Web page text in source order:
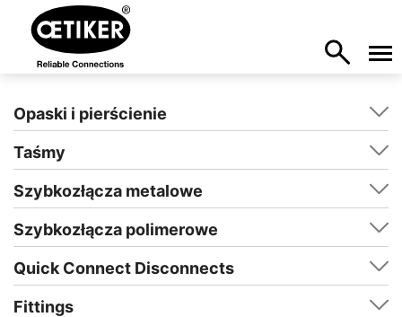
Opaski i pierścienie
Taśmy
Szybkozłącza metalowe
Szybkozłącza polimerowe
Quick Connect Disconnects
Fittings